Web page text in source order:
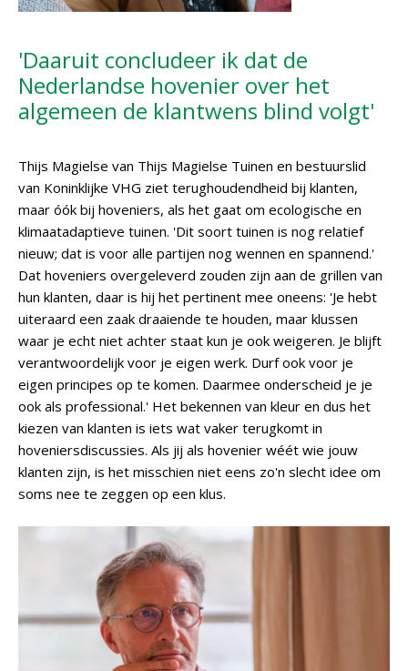
'Daaruit concludeer ik dat de
Nederlandse hovenier over het
algemeen de klantwens blind volgt'
Thijs Magielse van Thijs Magielse Tuinen en bestuurslid
van Koninklijke VHG ziet terughoudendheid bij klanten,
maar óók bij hoveniers, als het gaat om ecologische en
klimaatadaptieve tuinen. 'Dit soort tuinen is nog relatief
nieuw; dat is voor alle partijen nog wennen en spannend.'
Dat hoveniers overgeleverd zouden zijn aan de grillen van
hun klanten, daar is hij het pertinent mee oneens: 'Je hebt
uiteraard een zaak draaiende te houden, maar klussen
waar je echt niet achter staat kun je ook weigeren. Je blijft
verantwoordelijk voor je eigen werk. Durf ook voor je
eigen principes op te komen. Daarmee onderscheid je je
ook als professional.' Het bekennen van kleur en dus het
kiezen van klanten is iets wat vaker terugkomt in
hoveniersdiscussies. Als jij als hovenier wéét wie jouw
klanten zijn, is het misschien niet eens zo'n slecht idee om
soms nee te zeggen op een klus.